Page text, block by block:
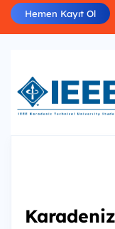
Hemen Kayıt Ol